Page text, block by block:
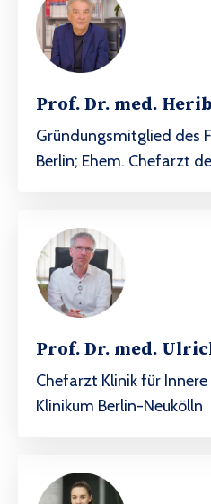
Prof. Dr. med.
Gründungsmitglied des
Berlin; Ehem. Chefarzt
Prof. Dr. med.
Chefarzt Klinik für
Klinikum Berlin-Neukölln